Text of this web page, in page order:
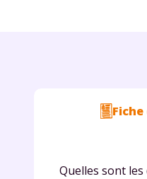
Quelles sont